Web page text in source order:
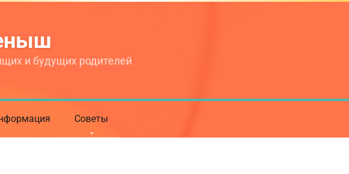
и будущих родителей
Советы